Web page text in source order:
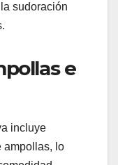
sudoración
e
incluye
ampollas, lo